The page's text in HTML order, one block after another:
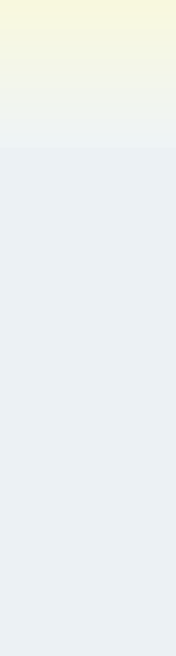
de Torà